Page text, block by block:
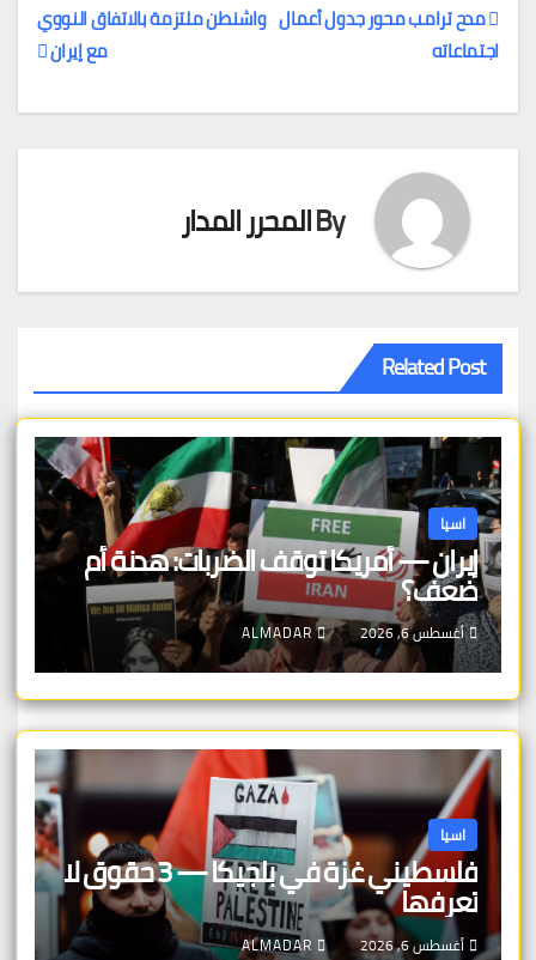
تصفّح
المقالات
واشنطن ملتزمة بالاتفاق النووي
مع إيران
مدح ترامب محور جدول أعمال
اجتماعاته
Byالمحرر المدار
Related Post
اسيا
إيران — أمريكا توقف الضربات: هدنة أم
ضعف؟
أغسطس 6, 2026 ALMADAR
اسيا
فلسطيني غزة في بلجيكا — 3 حقوق لا
تعرفها
أغسطس 6, 2026 ALMADAR